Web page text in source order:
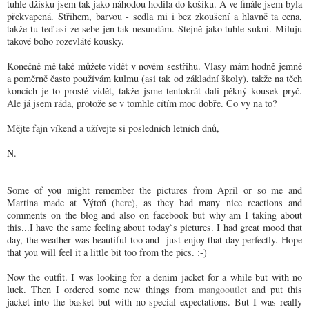
tuhle džísku jsem tak jako náhodou hodila do košíku. A ve finále jsem byla
překvapená. Střihem, barvou - sedla mi i bez zkoušení a hlavně ta cena,
takže tu teď asi ze sebe jen tak nesundám. Stejně jako tuhle sukni. Miluju
takové boho rozevláté kousky.
Konečně mě také můžete vidět v novém sestřihu. Vlasy mám hodně jemné
a poměrně často používám kulmu (asi tak od základní školy), takže na těch
koncích je to prostě vidět, takže jsme tentokrát dali pěkný kousek pryč.
Ale já jsem ráda, protože se v tomhle cítím moc dobře. Co vy na to?
Mějte fajn víkend a užívejte si posledních letních dnů,
N.
Some of you might remember the pictures from April or so me and
Martina made at Výtoň (here), as they had many nice reactions and
comments on the blog and also on facebook but why am I taking about
this...I have the same feeling about today`s pictures. I had great mood that
day, the weather was beautiful too and just enjoy that day perfectly. Hope
that you will feel it a little bit too from the pics. :-)
Now the outfit. I was looking for a denim jacket for a while but with no
luck. Then I ordered some new things from mangooutletand put this
jacket into the basket but with no special expectations. But I was really